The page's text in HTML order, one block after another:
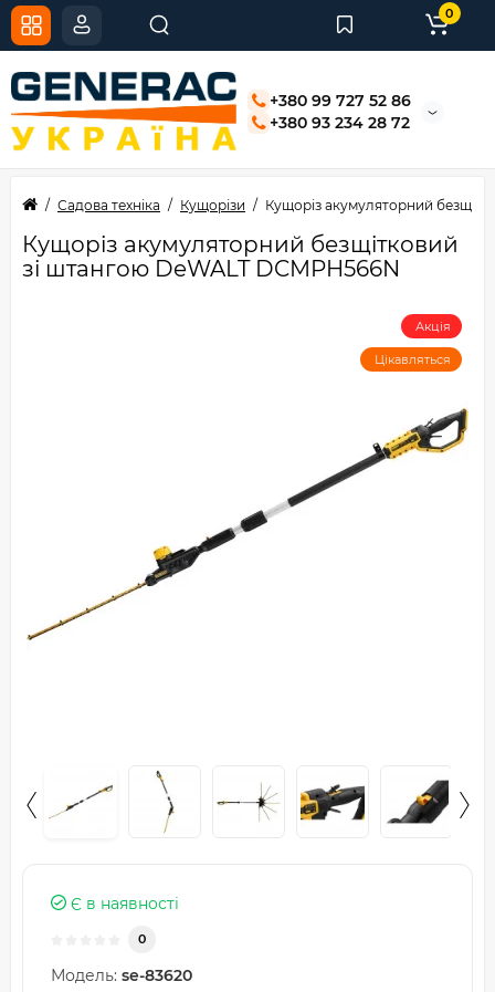
+380 99 727 52 86
+380 93 234 28 72
0
Садова техніка Кущорізи Кущоріз акумуляторний
Кущоріз акумуляторний безщітковий
зі штангою DeWALT DCMPH566N
Акція
Цікавляться
Є в наявності
0
Модель: se-83620